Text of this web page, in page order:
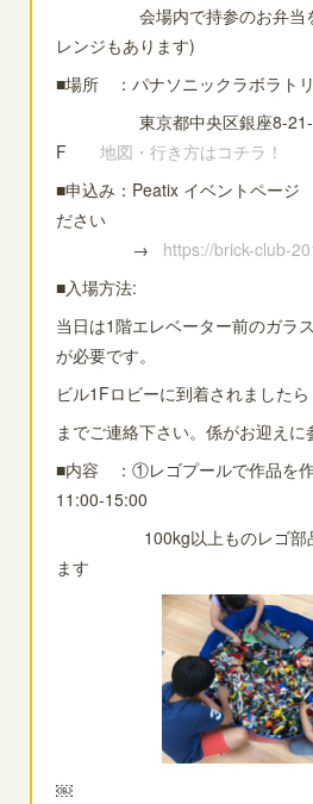
会場内で持参のお弁当を
レンジもあります)
■場所 ：パナソニックラボラト
東京都中央区銀座8-21-1
F地図・行き方はコチラ！
■申込み：Peatix イベントページ
ださい
→ https://brick-club-
■入場方法:
当日は1階エレベーター前のガラ
が必要です。
ビル1Fロビーに到着されました
までご連絡下さい。係がお迎えに
■内容 ：①レゴプールで作品を
11:00-15:00
100kg以上ものレゴ部品
ます
￼